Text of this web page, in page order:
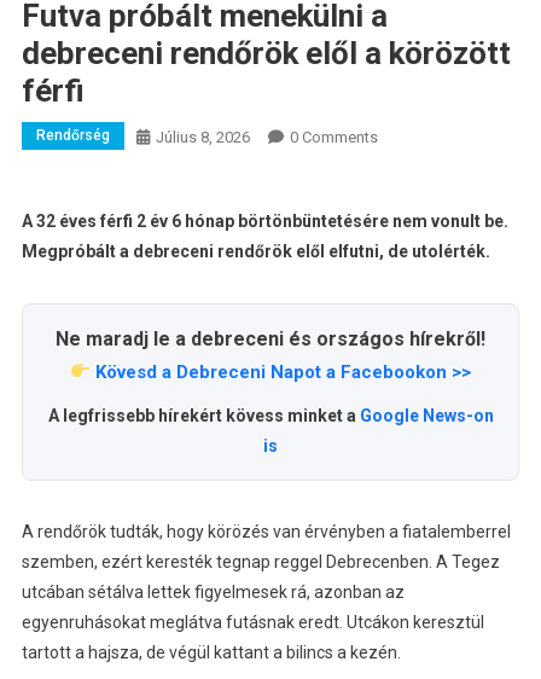
Futva próbált menekülni a
debreceni rendőrök elől a körözött
férfi
Rendőrség Július 8, 2026 0 Comments
A 32 éves férfi 2 év 6 hónap börtönbüntetésére nem vonult be.
Megpróbált a debreceni rendőrök elől elfutni, de utolérték.
Ne maradj le a debreceni és országos hírekről!
Kövesd a Debreceni Napot a Facebookon >>
A legfrissebb hírekért kövess minket a Google News-on
is
A rendőrök tudták, hogy körözés van érvényben a fiatalemberrel
szemben, ezért keresték tegnap reggel Debrecenben. A Tegez
utcában sétálva lettek figyelmesek rá, azonban az
egyenruhásokat meglátva futásnak eredt. Utcákon keresztül
tartott a hajsza, de végül kattant a bilincs a kezén.